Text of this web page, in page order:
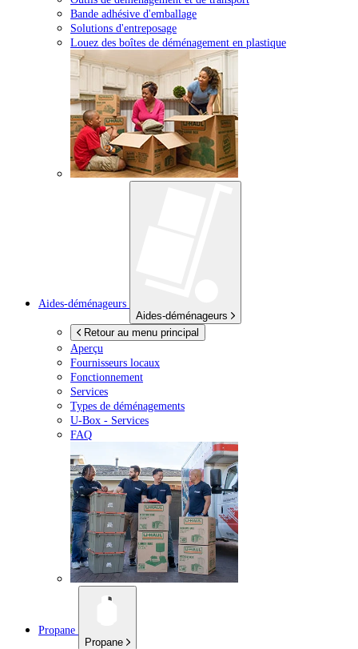
Bande adhésive d'emballage
Solutions d'entreposage
Louez des boîtes de déménagement en plastique
Aides-déménageurs
Aides-déménageurs
Retour au menu principal
Aperçu
Fournisseurs locaux
Fonctionnement
Services
Types de déménagements
U-Box - Services
FAQ
Propane
Propane